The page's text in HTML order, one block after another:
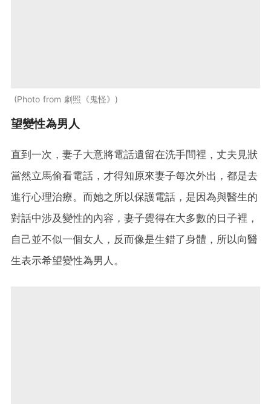
Photo from 劇照《鬼怪》
望變性為男人
直到一次，妻子大意將電話遺留在洗手間裡，丈夫見狀
當然立馬偷看電話，才得知原來妻子每次外出，都是去
進行心理治療。而她之所以保護電話，是因為與醫生的
對話中涉及變性的內容，妻子覺得在大多數的日子裡，
自己並不似一個女人，反而像是生錯了身體，所以向醫
生表示希望變性為男人。